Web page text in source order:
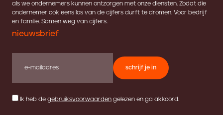
als we ondernemers kunnen ontzorgen met onze diensten. Zodat die
ondernemer ook eens los van de cijfers durft te dromen. Voor bedrijf
en familie. Samen weg van cijfers.
nieuwsbrief
schrijf je in
Ik heb de gebruiksvoorwaarden gelezen en ga akkoord.